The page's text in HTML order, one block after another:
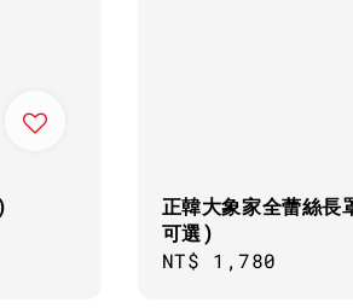
正韓大象家全蕾絲
可選)
Regular
NT$ 1,780